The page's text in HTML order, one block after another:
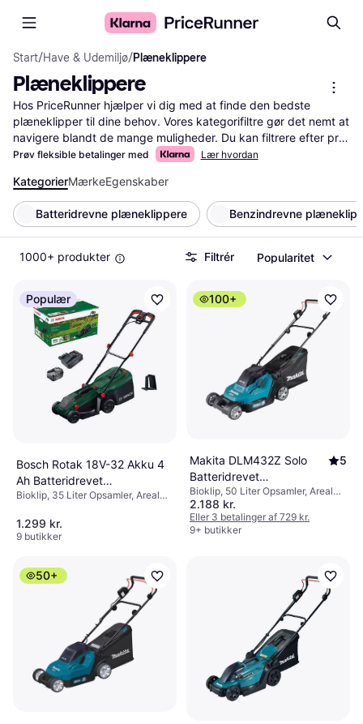
Start/Have & Udemiljø/Plæneklippere
Plæneklippere
Hos PriceRunner hjælper vi dig med at finde den bedste
plæneklipper til dine behov. Vores kategorifiltre gør det nemt at
navigere blandt de mange muligheder. Du kan filtrere efter pris,
mærke, type og meget mere. Sammenlign produkter og priser
brugeranmeldelser for at få indblik i andres erfaringer med
forskellige modeller. Med vores tjeneste bliver det lettere for
dig at træffe den rigtige beslutning. Uanset om du søger en
elektrisk, benzindrevet eller batteridrevet plæneklipper, så
guider vi dig til det rette valg. Brug vores
sammenligningsfunktion til hurtigt at se forskelle mellem
have. Mere om plæneklippere »
Prøv fleksible betalinger med Lær hvordan
KategorierMærkeEgenskaber
Batteridrevne plæneklippere Benzindrevne
1000+ produkter Filtrér Popularitet
Populær
Bosch Rotak 18V-32 Akku 4
Ah Batteridrevet
plæneklipper
Bioklip, 35 Liter Opsamler, Areal
håndtag, Klippebredde (maks) 32
cm
1.299 kr.
9 butikker
100+
Makita DLM432Z Solo
Batteridrevet
plæneklipper
5
Bioklip, 50 Liter Opsamler, Areal
575 m², Blødt greb, Klippebredde
(maks) 43 cm
2.188 kr.
Eller 3 betalinger af 729 kr.
9+ butikker
50+